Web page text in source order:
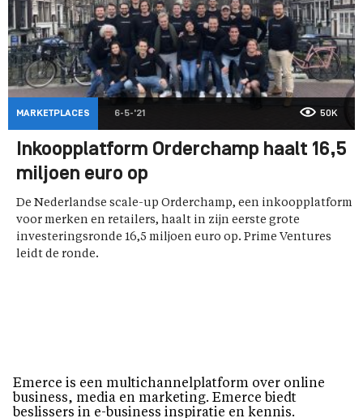
MARKETPLACES 6-5-'21 50K
Inkoopplatform Orderchamp haalt 16,5
miljoen euro op
De Nederlandse scale-up Orderchamp, een inkoopplatform
voor merken en retailers, haalt in zijn eerste grote
investeringsronde 16,5 miljoen euro op. Prime Ventures
leidt de ronde.
Emerce is een multichannelplatform over online
business, media en marketing. Emerce biedt
beslissers in e-business inspiratie en kennis.